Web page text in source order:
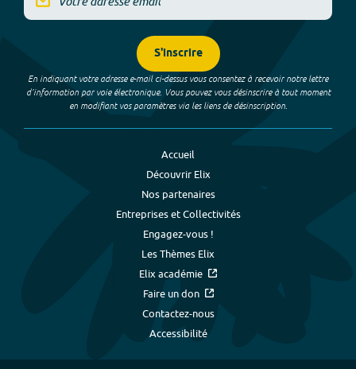
S'inscrire
En indiquant votre adresse e-mail ci-dessus vous consentez à recevoir notre lettre
d’information par voie électronique. Vous pouvez vous désinscrire à tout moment
en modifiant vos paramètres via les liens de désinscription.
Accueil
Découvrir Elix
Nos partenaires
Entreprises et Collectivités
Engagez-vous !
Les Thèmes Elix
Elix académie
Faire un don
Contactez-nous
Accessibilité